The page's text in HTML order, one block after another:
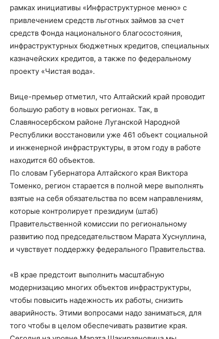
рамках инициативы «Инфраструктурное меню» с
привлечением средств льготных займов за счет
средств Фонда национального благосостояния,
инфраструктурных бюджетных кредитов, специальных
казначейских кредитов, а также по федеральному
проекту «Чистая вода».
Вице-премьер отметил, что Алтайский край проводит
большую работу в новых регионах. Так, в
Славяносербском районе Луганской Народной
Республики восстановили уже 461 объект социальной
и инженерной инфраструктуры, в этом году в работе
находится 60 объектов.
По словам Губернатора Алтайского края Виктора
Томенко, регион старается в полной мере выполнять
взятые на себя обязательства по всем направлениям,
которые контролирует президиум (штаб)
Правительственной комиссии по региональному
развитию под председательством Марата Хуснуллина,
и чувствует поддержку федерального Правительства.
«В крае предстоит выполнить масштабную
модернизацию многих объектов инфраструктуры,
чтобы повысить надежность их работы, снизить
аварийность. Этими вопросами надо заниматься, для
того чтобы в целом обеспечивать развитие края.